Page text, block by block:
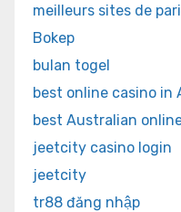
meilleurs sites de
Bokep
bulan togel
best online casino in
best Australian
jeetcity casino login
jeetcity
tr88 đăng nhập